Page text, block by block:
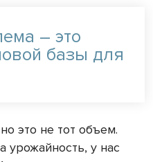
– это
базы для
это не тот объем.
урожайность, у нас